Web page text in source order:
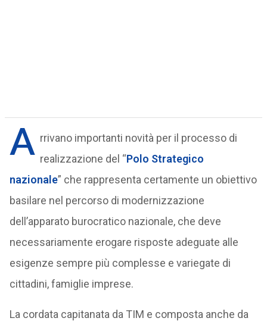
A rrivano importanti novità per il processo di
realizzazione del “Polo Strategico
nazionale” che rappresenta certamente un obiettivo
basilare nel percorso di modernizzazione
dell’apparato burocratico nazionale, che deve
necessariamente erogare risposte adeguate alle
esigenze sempre più complesse e variegate di
cittadini, famiglie imprese.
La cordata capitanata da TIM e composta anche da